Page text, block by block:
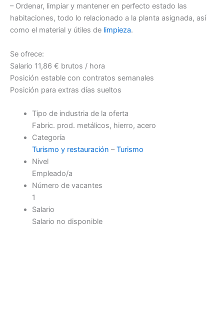
– Ordenar, limpiar y mantener en perfecto estado las
habitaciones, todo lo relacionado a la planta asignada, así
como el material y útiles de limpieza.
Se ofrece:
Salario 11,86 € brutos / hora
Posición estable con contratos semanales
Posición para extras días sueltos
Tipo de industria de la oferta
Fabric. prod. metálicos, hierro, acero
Categoría
Turismo y restauración –Turismo
Nivel
Empleado/a
Número de vacantes
1
Salario
Salario no disponible